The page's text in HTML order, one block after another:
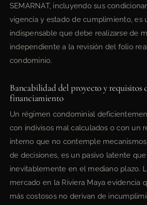
SEMARNAT, incluyendo sus
vigencia y estado de cumplimiento, es
indispensable que debe realizarse de
independiente a la revisión del folio
condominio.
Bancabilidad del proyecto y requisitos
financiamiento
Un régimen condominial
con indivisos mal calculados o con un
interno que no contemple
de decisiones, es un pasivo latente
inevitablemente en el mediano plazo.
mercado en la Riviera Maya evidencia
más costosos no derivan de